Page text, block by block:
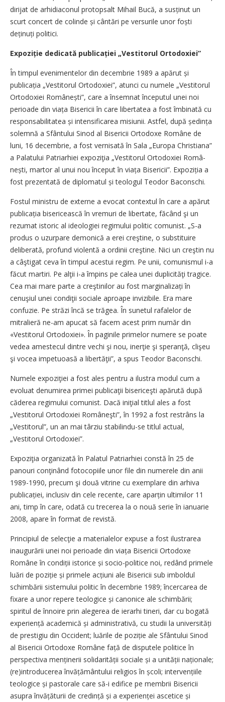
dirijat de arhidiaconul protopsalt Mihail Bucă, a susținut un
scurt concert de colinde și cântări pe versurile unor foști
deținuți politici.
Expoziție dedicată publicației „Vestitorul Ortodoxiei”
În timpul evenimentelor din decembrie 1989 a apărut și
publicația „Vestitorul Ortodoxiei”, atunci cu numele „Vestitorul
Ortodoxiei Românești”, care a însemnat începutul unei noi
perioade din viața Bisericii în care libertatea a fost îmbinată cu
responsabilitatea și intensificarea misiunii. Astfel, după ședința
solemnă a Sfântului Sinod al Bisericii Ortodoxe Române de
luni, 16 decembrie, a fost vernisată în Sala „Europa Christiana”
a Palatului Patriarhiei expoziţia „Vestitorul Ortodoxiei Româ­
nești, martor al unui nou început în viața Bisericii”. Expoziția a
fost prezentată de diplomatul și teologul Teodor Baconschi.
Fostul ministru de externe a evocat contextul în care a apărut
publicația bisericească în vremuri de libertate, făcând şi un
rezumat istoric al ideologiei regimului politic comunist. „S-a
produs o uzurpare demonică a erei creştine, o substituire
deliberată, profund violentă a ordinii creştine. Nici un creştin nu
a câştigat ceva în timpul acestui regim. Pe unii, comunismul i-a
făcut martiri. Pe alţii i-a împins pe calea unei duplicităţi tragice.
Cea mai mare parte a creştinilor au fost marginalizați în
cenuşiul unei condiţii sociale aproape invizibile. Era mare
confuzie. Pe străzi încă se trăgea. În sunetul rafalelor de
mitralieră ne-am apucat să facem acest prim număr din
«Vestitorul Ortodoxiei». În paginile primelor numere se poate
vedea amestecul dintre vechi şi nou, inerţie şi speranţă, clişeu
şi vocea impetuoasă a libertăţii”, a spus Teodor Baconschi.
Numele expoziţiei a fost ales pentru a ilustra modul cum a
evoluat denumirea primei publicaţii bisericeşti apărută după
căderea regimului ­comunist. Dacă iniţial titlul ales a fost
„Vestitorul Ortodoxiei Româneşti”, în 1992 a fost restrâns la
„Vestitorul”, un an mai târziu stabilindu-se titlul actual,
„Vestitorul Ortodoxiei”.
Expoziţia organizată în Palatul Patriarhiei constă în 25 de
panouri conţinând fotocopiile unor file din numerele din anii
1989-1990, precum şi două vitrine cu exemplare din arhiva
publicației, inclusiv din cele recente, care aparțin ultimilor 11
ani, timp în care, odată cu trecerea la o nouă serie în ianuarie
2008, apare în format de revistă.
Principiul de selecţie a materialelor expuse a fost ilustrarea
inaugurării unei noi perioade din viața Bisericii Ortodoxe
Române în condiții istorice și socio-politice noi, redând primele
luări de poziție și primele acțiuni ale Bisericii sub imboldul
schimbării sistemului politic în decembrie 1989; încercarea de
fixare a unor repere teologice și canonice ale schimbării;
spiritul de înnoire prin alegerea de ierarhi tineri, dar cu bogată
experiență academică și administrativă, cu studii la universități
de prestigiu din Occident; luările de poziție ale Sfântului Sinod
al Bisericii Ortodoxe Române față de disputele politice în
perspectiva menținerii solidarității sociale și a unității naționale;
(re)introducerea învățământului religios în școli; intervențiile
teologice și pastorale care să-i edifice pe membrii Bisericii
asupra învățăturii de credință și a experienței ascetice și